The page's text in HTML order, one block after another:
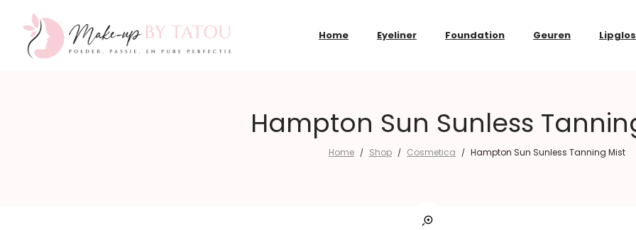
Home Eyeliner Foundation Geuren
Hampton Sun Sunless
Home / Shop / Cosmetica / Hampton Sun Sunless Tanning Mist